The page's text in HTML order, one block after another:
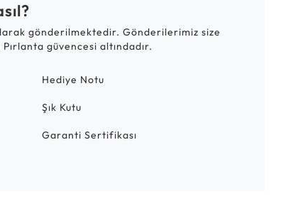
gönderilmektedir. Gönderilerimiz size
güvencesi altındadır.
Hediye Notu
Şık Kutu
Garanti Sertifikası